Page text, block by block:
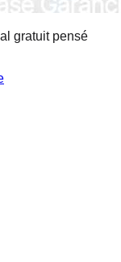
gratuit pensé